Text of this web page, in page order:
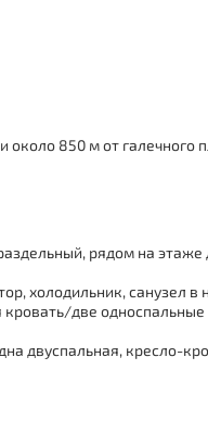
около 850 м от галечного
рядом на
холодильник, санузел в
кровать/две
двуспальная, кресло-